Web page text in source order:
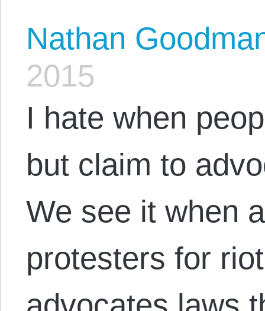
Nathan
2015
I hate when
but claim to
We see it when
protesters for